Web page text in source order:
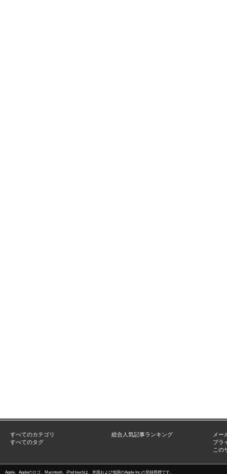
すべてのカテゴリ
すべてのタグ
総合人気記事ランキング
メー
プラ
この
Apple、Appleのロゴ、Macintosh、iPod touchは、米国および他国のApple Inc.の登録商標です。